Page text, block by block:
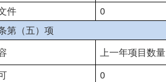
件
0
第（五）项
上一年项目数量
0